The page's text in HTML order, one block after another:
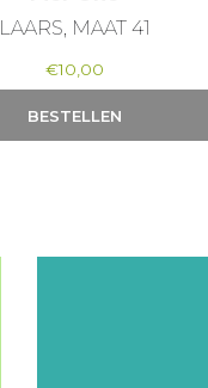
LAARS, MAAT 41
€10,00
BESTELLEN